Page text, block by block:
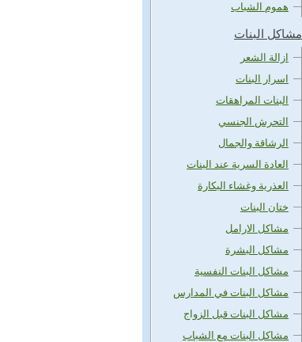
هموم الشباب
مشاكل البنات
ازالة الشعر
اسرار البنات
البنات المراهقات
التحرش الجنسي
الرشاقة والجمال
العادة السرية عند البنات
العذرية وغشاء البكارة
ختان البنات
مشاكل الارامل
مشاكل البشرة
مشاكل البنات النفسية
مشاكل البنات في المدارس
مشاكل البنات قبل الزواج
مشاكل البنات مع الشباب